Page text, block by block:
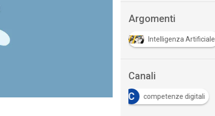
Argomenti
Intelligenza Artificiale
Canali
C
competenze digitali